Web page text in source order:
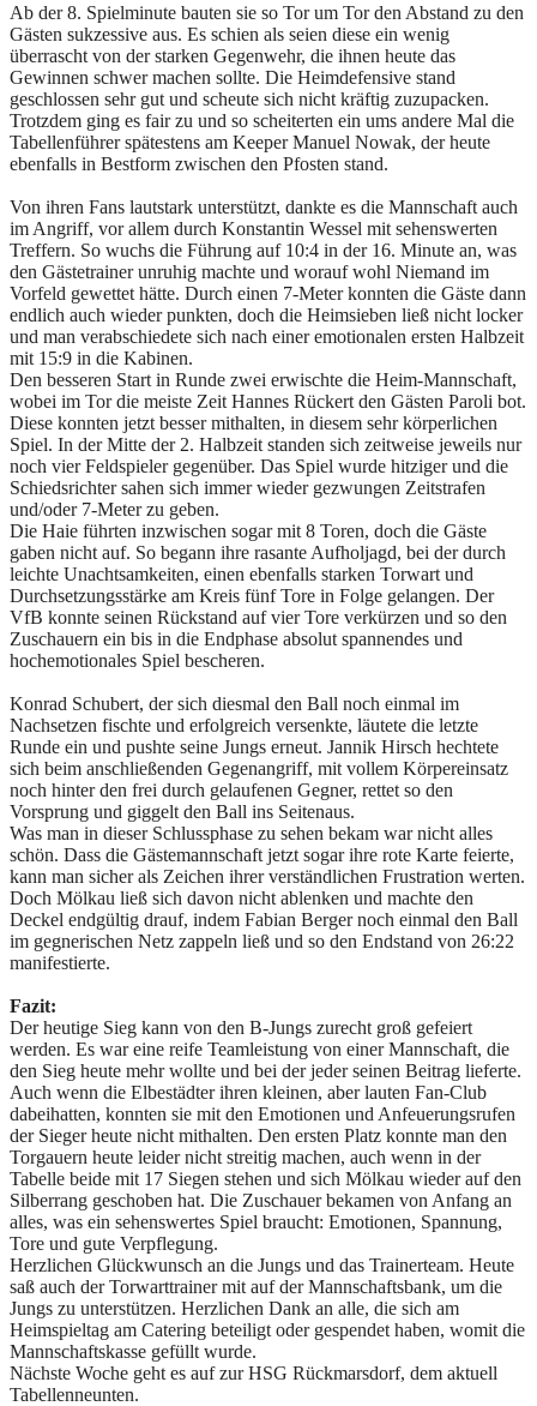
Ab der 8. Spielminute bauten sie so Tor um Tor den Abstand zu den
Gästen sukzessive aus. Es schien als seien diese ein wenig
überrascht von der starken Gegenwehr, die ihnen heute das
Gewinnen schwer machen sollte. Die Heimdefensive stand
geschlossen sehr gut und scheute sich nicht kräftig zuzupacken.
Trotzdem ging es fair zu und so scheiterten ein ums andere Mal die
Tabellenführer spätestens am Keeper Manuel Nowak, der heute
ebenfalls in Bestform zwischen den Pfosten stand.
Von ihren Fans lautstark unterstützt, dankte es die Mannschaft auch
im Angriff, vor allem durch Konstantin Wessel mit sehenswerten
Treffern. So wuchs die Führung auf 10:4 in der 16. Minute an, was
den Gästetrainer unruhig machte und worauf wohl Niemand im
Vorfeld gewettet hätte. Durch einen 7-Meter konnten die Gäste dann
endlich auch wieder punkten, doch die Heimsieben ließ nicht locker
und man verabschiedete sich nach einer emotionalen ersten Halbzeit
mit 15:9 in die Kabinen.
Den besseren Start in Runde zwei erwischte die Heim-Mannschaft,
wobei im Tor die meiste Zeit Hannes Rückert den Gästen Paroli bot.
Diese konnten jetzt besser mithalten, in diesem sehr körperlichen
Spiel. In der Mitte der 2. Halbzeit standen sich zeitweise jeweils nur
noch vier Feldspieler gegenüber. Das Spiel wurde hitziger und die
Schiedsrichter sahen sich immer wieder gezwungen Zeitstrafen
und/oder 7-Meter zu geben.
Die Haie führten inzwischen sogar mit 8 Toren, doch die Gäste
gaben nicht auf. So begann ihre rasante Aufholjagd, bei der durch
leichte Unachtsamkeiten, einen ebenfalls starken Torwart und
Durchsetzungsstärke am Kreis fünf Tore in Folge gelangen. Der
VfB konnte seinen Rückstand auf vier Tore verkürzen und so den
Zuschauern ein bis in die Endphase absolut spannendes und
hochemotionales Spiel bescheren.
Konrad Schubert, der sich diesmal den Ball noch einmal im
Nachsetzen fischte und erfolgreich versenkte, läutete die letzte
Runde ein und pushte seine Jungs erneut. Jannik Hirsch hechtete
sich beim anschließenden Gegenangriff, mit vollem Körpereinsatz
noch hinter den frei durch gelaufenen Gegner, rettet so den
Vorsprung und giggelt den Ball ins Seitenaus.
Was man in dieser Schlussphase zu sehen bekam war nicht alles
schön. Dass die Gästemannschaft jetzt sogar ihre rote Karte feierte,
kann man sicher als Zeichen ihrer verständlichen Frustration werten.
Doch Mölkau ließ sich davon nicht ablenken und machte den
Deckel endgültig drauf, indem Fabian Berger noch einmal den Ball
im gegnerischen Netz zappeln ließ und so den Endstand von 26:22
manifestierte.
Fazit:
Der heutige Sieg kann von den B-Jungs zurecht groß gefeiert
werden. Es war eine reife Teamleistung von einer Mannschaft, die
den Sieg heute mehr wollte und bei der jeder seinen Beitrag lieferte.
Auch wenn die Elbestädter ihren kleinen, aber lauten Fan-Club
dabeihatten, konnten sie mit den Emotionen und Anfeuerungsrufen
der Sieger heute nicht mithalten. Den ersten Platz konnte man den
Torgauern heute leider nicht streitig machen, auch wenn in der
Tabelle beide mit 17 Siegen stehen und sich Mölkau wieder auf den
Silberrang geschoben hat. Die Zuschauer bekamen von Anfang an
alles, was ein sehenswertes Spiel braucht: Emotionen, Spannung,
Tore und gute Verpflegung.
Herzlichen Glückwunsch an die Jungs und das Trainerteam. Heute
saß auch der Torwarttrainer mit auf der Mannschaftsbank, um die
Jungs zu unterstützen. Herzlichen Dank an alle, die sich am
Heimspieltag am Catering beteiligt oder gespendet haben, womit die
Mannschaftskasse gefüllt wurde.
Nächste Woche geht es auf zur HSG Rückmarsdorf, dem aktuell
Tabellenneunten.